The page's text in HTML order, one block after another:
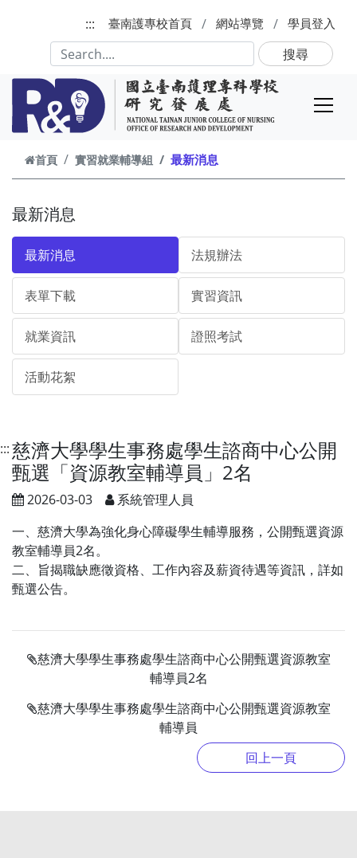
:::
臺南護專校首頁 網站導覽 學員登入
搜尋
首頁 實習就業輔導組 最新消息
最新消息
最新消息 法規辦法
表單下載 實習資訊
就業資訊 證照考試
活動花絮
:::慈濟大學學生事務處學生諮商中心公開
甄選「資源教室輔導員」2名
2026-03-03
系統管理人員
一、慈濟大學為強化身心障礙學生輔導服務，公開甄選資源
教室輔導員2名。
二、旨揭職缺應徵資格、工作內容及薪資待遇等資訊，詳如
甄選公告。
慈濟大學學生事務處學生諮商中心公開甄選資源教室
輔導員2名
慈濟大學學生事務處學生諮商中心公開甄選資源教室
輔導員